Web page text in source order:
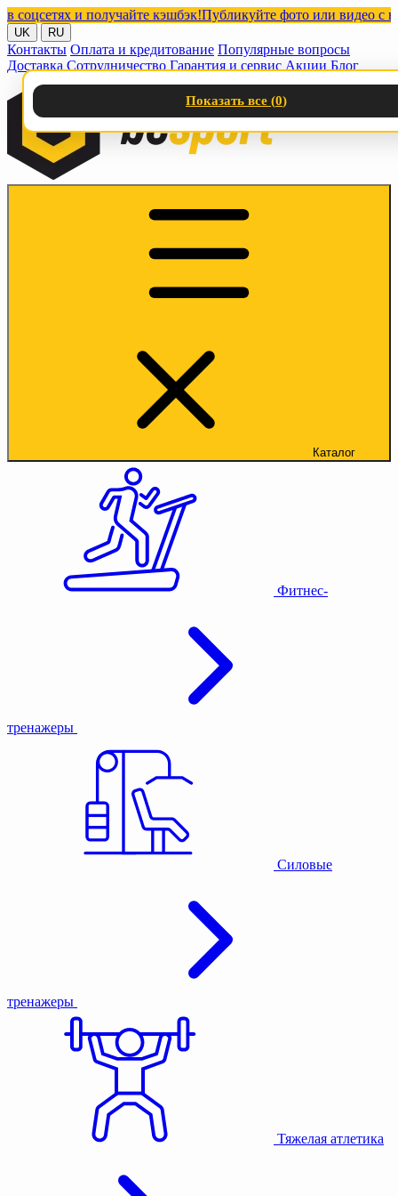
и получайте кэшбэк!Публикуйте фото или видео с
UK RU
Контакты Оплата и кредитование Популярные вопросы
Доставка Сотрудничество Гарантия и сервис Акции Блог
Каталог
Фитнес-
тренажеры
Силовые
тренажеры
Тяжелая атлетика
Показать все (0)